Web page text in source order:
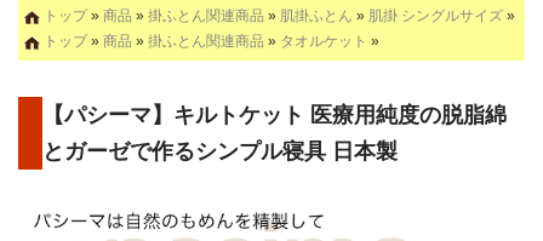
トップ» 商品 » 掛ふとん関連商品 » 肌掛ふとん » 肌掛 シングルサイズ »
トップ» 商品 » 掛ふとん関連商品 » タオルケット »
【パシーマ】キルトケット 医療用純度の脱脂綿
とガーゼで作るシンプル寝具 日本製